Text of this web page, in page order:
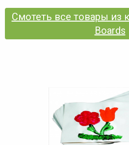
Смотеть все товары из
Boards